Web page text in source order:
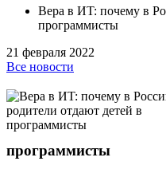
Вера в ИT: почему в
программисты
21 февраля 2022
Все новости
программисты